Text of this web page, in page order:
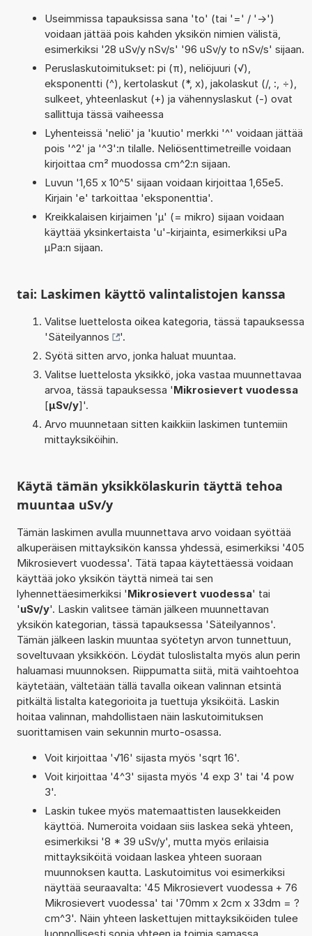
Useimmissa tapauksissa sana 'to' (tai '=' / '->')
voidaan jättää pois kahden yksikön nimien välistä,
esimerkiksi '28 uSv/y nSv/s' '96 uSv/y to nSv/s' sijaan.
Peruslaskutoimitukset: pi (π), neliöjuuri (√),
eksponentti (^), kertolaskut (*, x), jakolaskut (/, :, ÷),
sulkeet, yhteenlaskut (+) ja vähennyslaskut (-) ovat
sallittuja tässä vaiheessa
Lyhenteissä 'neliö' ja 'kuutio' merkki '^' voidaan jättää
pois '^2' ja '^3':n tilalle. Neliösenttimetreille voidaan
kirjoittaa cm² muodossa cm^2:n sijaan.
Luvun '1,65 x 10^5' sijaan voidaan kirjoittaa 1,65e5.
Kirjain 'e' tarkoittaa 'eksponenttia'.
Kreikkalaisen kirjaimen 'µ' (= mikro) sijaan voidaan
käyttää yksinkertaista 'u'-kirjainta, esimerkiksi uPa
µPa:n sijaan.
tai: Laskimen käyttö valintalistojen kanssa
Valitse luettelosta oikea kategoria, tässä tapauksessa
'Säteilyannos
'.
Syötä sitten arvo, jonka haluat muuntaa.
Valitse luettelosta yksikkö, joka vastaa muunnettavaa
arvoa, tässä tapauksessa 'Mikrosievert vuodessa
[µSv/y]'.
Arvo muunnetaan sitten kaikkiin laskimen tuntemiin
mittayksiköihin.
Käytä tämän yksikkölaskurin täyttä tehoa
muuntaa uSv/y
Tämän laskimen avulla muunnettava arvo voidaan syöttää
alkuperäisen mittayksikön kanssa yhdessä, esimerkiksi '405
Mikrosievert vuodessa'. Tätä tapaa käytettäessä voidaan
käyttää joko yksikön täyttä nimeä tai sen
lyhennettäesimerkiksi 'Mikrosievert vuodessa' tai
'uSv/y'. Laskin valitsee tämän jälkeen muunnettavan
yksikön kategorian, tässä tapauksessa 'Säteilyannos'.
Tämän jälkeen laskin muuntaa syötetyn arvon tunnettuun,
soveltuvaan yksikköön. Löydät tuloslistalta myös alun perin
haluamasi muunnoksen. Riippumatta siitä, mitä vaihtoehtoa
käytetään, vältetään tällä tavalla oikean valinnan etsintä
pitkältä listalta kategorioita ja tuettuja yksiköitä. Laskin
hoitaa valinnan, mahdollistaen näin laskutoimituksen
suorittamisen vain sekunnin murto-osassa.
Voit kirjoittaa '√16' sijasta myös 'sqrt 16'.
Voit kirjoittaa '4^3' sijasta myös '4 exp 3' tai '4 pow
3'.
Laskin tukee myös matemaattisten lausekkeiden
käyttöä. Numeroita voidaan siis laskea sekä yhteen,
esimerkiksi '8 * 39 uSv/y', mutta myös erilaisia
mittayksiköitä voidaan laskea yhteen suoraan
muunnoksen kautta. Laskutoimitus voi esimerkiksi
näyttää seuraavalta: '45 Mikrosievert vuodessa + 76
Mikrosievert vuodessa' tai '70mm x 2cm x 33dm = ?
cm^3'. Näin yhteen laskettujen mittayksiköiden tulee
luonnollisesti sopia yhteen ja toimia samassa